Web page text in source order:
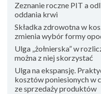
Zeznanie roczne PIT a
oddania krwi
Składka zdrowotna w
zmienia wybór formy
Ulga „żołnierska” w
można z niej skorzystać
Ulga na ekspansję.
kosztów poniesionych w
ze sprzedaży produktów